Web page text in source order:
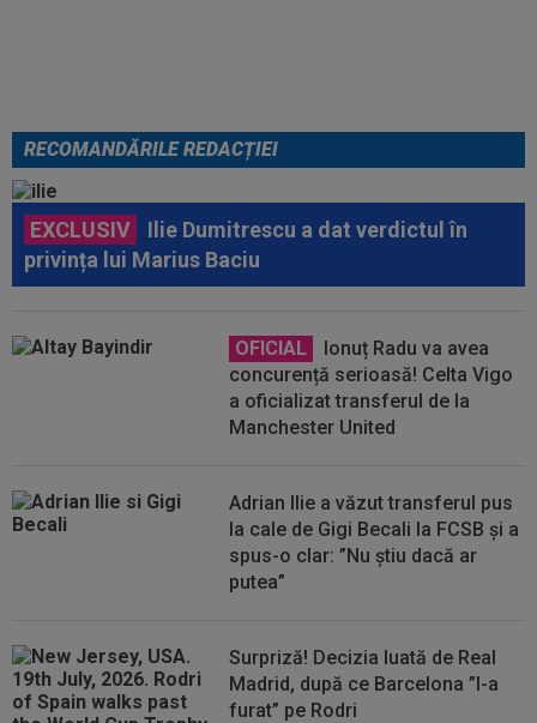
RECOMANDĂRILE REDACȚIEI
EXCLUSIV
Ilie Dumitrescu a dat verdictul în
privința lui Marius Baciu
OFICIAL
Ionuț Radu va avea
concurență serioasă! Celta Vigo
a oficializat transferul de la
Manchester United
Adrian Ilie a văzut transferul pus
la cale de Gigi Becali la FCSB și a
spus-o clar: ”Nu știu dacă ar
putea”
Surpriză! Decizia luată de Real
Madrid, după ce Barcelona ”l-a
furat” pe Rodri